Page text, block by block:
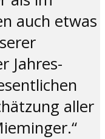
auch etwas
Jahres-
aller